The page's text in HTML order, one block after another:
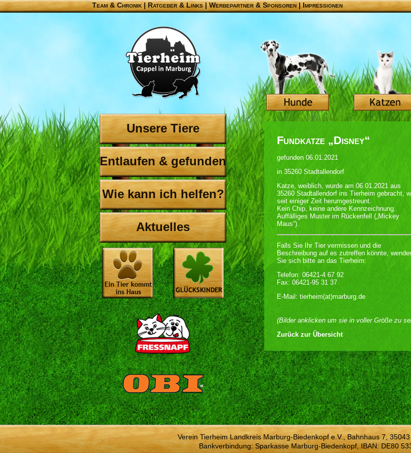
Team & Chronik |Ratgeber & Links|Werbepartner & Sponsoren|Impressionen
Unsere Tiere
Entlaufen & gefunden
Wie kann ich helfen?
Aktuelles
Fundkatze „Disney“
gefunden 06.01.2021
in 35260 Stadtallendorf
Katze, weiblich, wurde am 06.01.2021 aus
35260 Stadtallendorf ins Tierheim gebracht,
seit einiger Zeit herumgestreunt.
Kein Chip, keine andere Kennzeichnung.
Auffälliges Muster im Rückenfell („Mickey
Maus“).
Falls Sie Ihr Tier vermissen und die
Beschreibung auf es zutreffen könnte,
Sie sich bitte an das Tierheim:
Telefon: 06421-4 67 92
Fax: 06421-95 31 37
E-Mail: tierheim(at)marburg.de
(Bilder anklicken um sie in voller Größe zu
Zurück zur Übersicht
Verein Tierheim Landkreis Marburg-Biedenkopf e.V., Bahnhaus 7,
Bankverbindung: Sparkasse Marburg-Biedenkopf, IBAN: DE80